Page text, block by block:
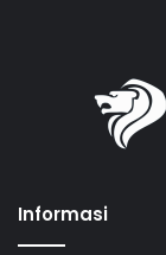
Informasi